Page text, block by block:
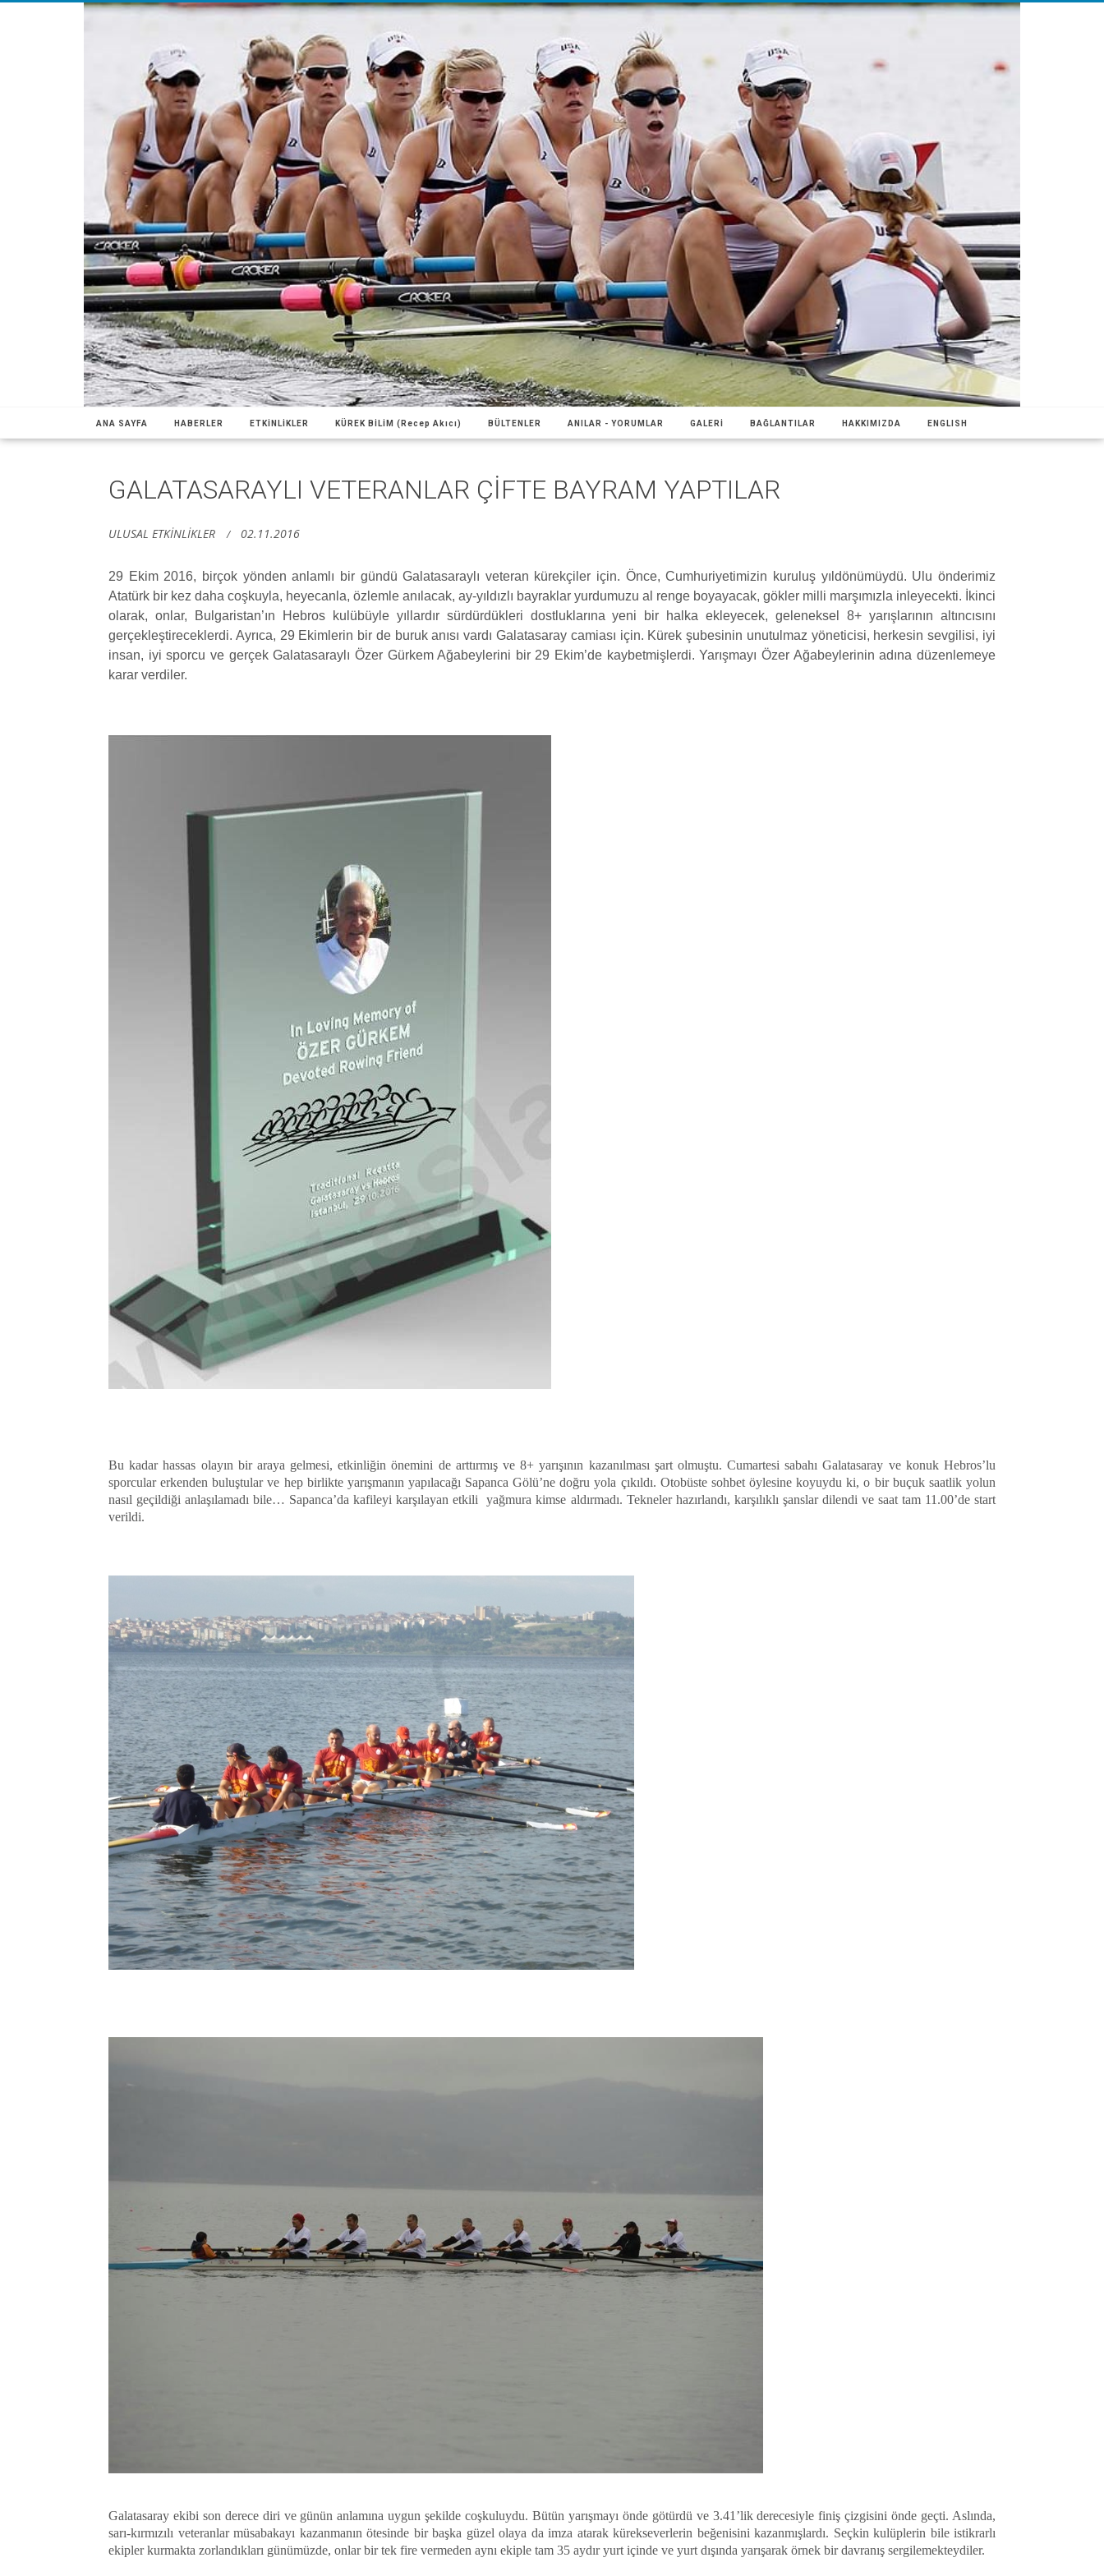
ANA SAYFA HABERLER ETKİNLİKLER KÜREK BİLİM (Recep Akıcı) BÜLTENLER ANILAR - YORUMLAR GALERİ BAĞLANTILAR HAKKIMIZDA ENGLISH
GALATASARAYLI VETERANLAR ÇİFTE BAYRAM YAPTILAR
ULUSAL ETKİNLİKLER 02.11.2016
29 Ekim 2016, birçok yönden anlamlı bir gündü Galatasaraylı veteran kürekçiler için. Önce, Cumhuriyetimizin kuruluş yıldönümüydü. Ulu önderimiz
Atatürk bir kez daha coşkuyla, heyecanla, özlemle anılacak, ay-yıldızlı bayraklar yurdumuzu al renge boyayacak, gökler milli marşımızla inleyecekti. İkinci
olarak, onlar, Bulgaristan’ın Hebros kulübüyle yıllardır sürdürdükleri dostluklarına yeni bir halka ekleyecek, geleneksel 8+ yarışlarının altıncısını
gerçekleştireceklerdi. Ayrıca, 29 Ekimlerin bir de buruk anısı vardı Galatasaray camiası için. Kürek şubesinin unutulmaz yöneticisi, herkesin sevgilisi, iyi
insan, iyi sporcu ve gerçek Galatasaraylı Özer Gürkem Ağabeylerini bir 29 Ekim’de kaybetmişlerdi. Yarışmayı Özer Ağabeylerinin adına düzenlemeye
karar verdiler.
Bu kadar hassas olayın bir araya gelmesi, etkinliğin önemini de arttırmış ve 8+ yarışının kazanılması şart olmuştu. Cumartesi sabahı Galatasaray ve konuk Hebros’lu
sporcular erkenden buluştular ve hep birlikte yarışmanın yapılacağı Sapanca Gölü’ne doğru yola çıkıldı. Otobüste sohbet öylesine koyuydu ki, o bir buçuk saatlik yolun
nasıl geçildiği anlaşılamadı bile… Sapanca’da kafileyi karşılayan etkili yağmura kimse aldırmadı. Tekneler hazırlandı, karşılıklı şanslar dilendi ve saat tam 11.00’de start
verildi.
Galatasaray ekibi son derece diri ve günün anlamına uygun şekilde coşkuluydu. Bütün yarışmayı önde götürdü ve 3.41’lik derecesiyle finiş çizgisini önde geçti. Aslında,
sarı-kırmızılı veteranlar müsabakayı kazanmanın ötesinde bir başka güzel olaya da imza atarak kürekseverlerin beğenisini kazanmışlardı. Seçkin kulüplerin bile istikrarlı
ekipler kurmakta zorlandıkları günümüzde, onlar bir tek fire vermeden aynı ekiple tam 35 aydır yurt içinde ve yurt dışında yarışarak örnek bir davranış sergilemekteydiler.